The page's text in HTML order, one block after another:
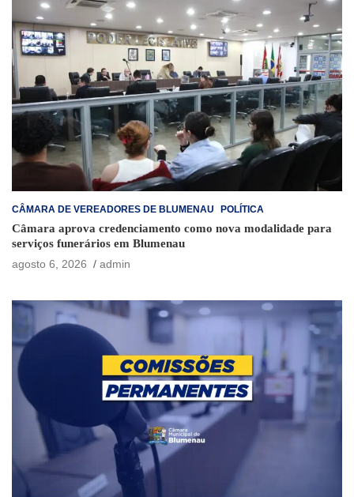
CÂMARA DE VEREADORES DE BLUMENAU POLÍTICA
Câmara aprova credenciamento como nova modalidade para
serviços funerários em Blumenau
agosto 6, 2026
admin